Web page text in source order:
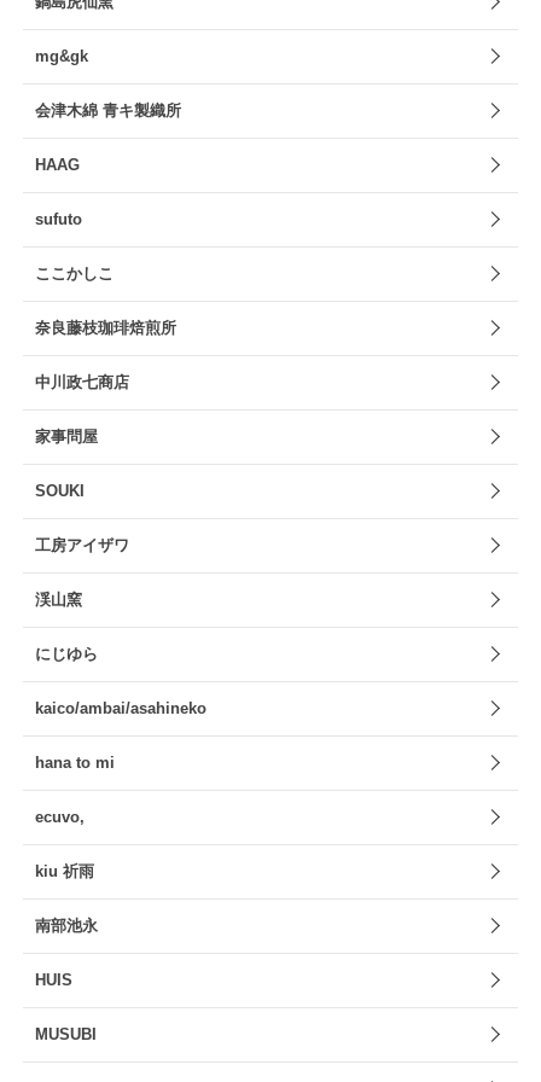
mg&gk
会津木綿 青キ製織所
HAAG
sufuto
ここかしこ
奈良藤枝珈琲焙煎所
中川政七商店
家事問屋
SOUKI
工房アイザワ
渓山窯
にじゆら
kaico/ambai/asahineko
hana to mi
ecuvo,
kiu 祈雨
南部池永
HUIS
MUSUBI